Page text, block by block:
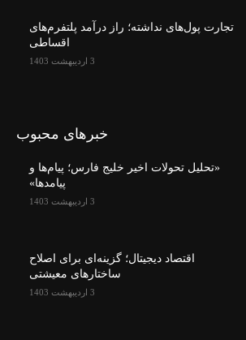
تجارت پول‌های نداشته؛ راز درآمد پلتفرم‌های
اقساطی
3 اردیبهشت 1403
خبرهای محبوب
«تحلیل تحولات اخیر خلیج فارس؛ پیام‌ها و
پیامدها»
3 اردیبهشت 1403
اقتصاد دیجیتال؛ گزینه‌ای برای اصلاح
ساختارهای معیشتی
3 اردیبهشت 1403